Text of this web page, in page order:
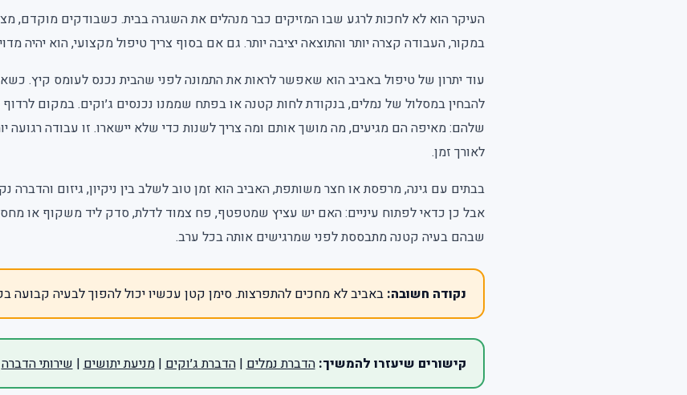
העיקר הוא לא לחכות לרגע שבו המזיקים כבר מנהלים את השגרה בבית. כשבודקים מוקדם,
במקור, העבודה קצרה יותר והתוצאה יציבה יותר. גם אם בסוף צריך טיפול מקצועי, הוא יהיה
עוד יתרון של טיפול באביב הוא שאפשר לראות את התמונה לפני שהבית נכנס לעומס קיץ.
להבחין במסלול של נמלים, בנקודת לחות קטנה או בפתח שממנו נכנסים ג׳וקים. במקום
שלהם: מאיפה הם מגיעים, מה מושך אותם ומה צריך לשנות כדי שלא יישארו. זו עבודה רגועה
לאורך זמן.
בבתים עם גינה, מרפסת או חצר משותפת, האביב הוא זמן טוב לשלב בין ניקיון, גיזום והדברה
אבל כן כדאי לפתוח עיניים: האם יש עציץ שמטפטף, פח צמוד לדלת, סדק ליד משקוף או
שבהם בעיה קטנה מתבססת לפני שמרגישים אותה בכל ערב.
נקודה חשובה: באביב לא מחכים להתפרצות. סימן קטן עכשיו יכול להפוך לבעיה קבועה
קישורים שיעזרו להמשיך: הדברת נמלים |הדברת ג׳וקים |מניעת יתושים | שירותי הדברה